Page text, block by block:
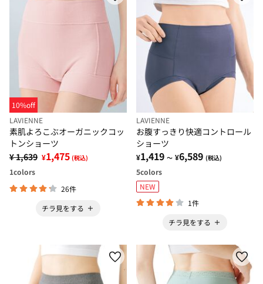
10%off
LAVIENNE
素肌よろこぶオーガニックコッ
トンショーツ
¥ 1,639 ¥1,475 (税込)
1colors
26件
チラ見をする
LAVIENNE
お腹すっきり快適コントロール
ショーツ
¥1,419 ～ ¥6,589 (税込)
5colors
NEW
1件
チラ見をする